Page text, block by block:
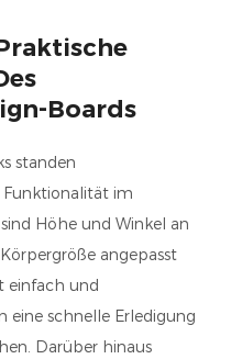
Boards
standen
im
Höhe und Winkel an
angepasst
einfach und
schnelle Erledigung
Darüber hinaus